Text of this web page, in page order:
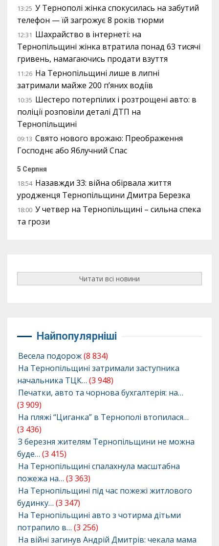
13:25 У Тернополі жінка спокусилась на забутий
телефон — їй загрожує 8 років тюрми
12:31 Шахрайство в інтернеті: на
Тернопільщині жінка втратила понад 63 тисячі
гривень, намагаючись продати взуття
11:26 На Тернопільщині лише в липні
затримали майже 200 п’яних водіїв
10:35 Шестеро потерпілих і розтрощені авто: в
поліції розповіли деталі ДТП на
Тернопільщині
09:13 Свято нового врожаю: Преображення
Господнє або Яблучний Спас
5 Серпня
18:54 Назавжди 33: війна обірвала життя
уродженця Тернопільщини Дмитра Березка
18:00 У четвер на Тернопільщині – сильна спека
та грози
Читати всі новини
Найпопулярніші
Весела подорож(8 834)
На Тернопільщині затримали заступника
начальника ТЦК… (3 948)
Печатки, авто та чорнова бухгалтерія: на…
(3 909)
На пляжі “Циганка” в Тернополі втопилася…
(3 436)
З березня жителям Тернопільщини не можна
буде… (3 415)
На Тернопільщині спалахнула масштабна
пожежа на… (3 363)
На Тернопільщині під час пожежі житлового
будинку… (3 347)
На Тернопільщині авто з чотирма дітьми
потрапило в… (3 256)
На війні загинув Андрій Дмитрів: чекала мама